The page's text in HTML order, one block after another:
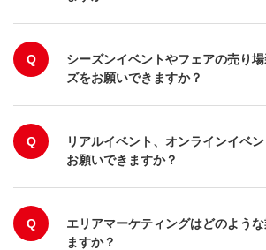
Q
シーズンイベントやフェアの売り
ズをお願いできますか？
Q
リアルイベント、オンラインイベ
お願いできますか？
Q
エリアマーケティングはどのよう
ますか？